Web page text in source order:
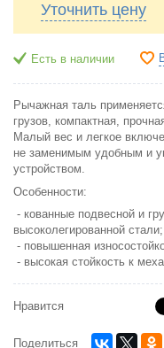
Уточнить цену
Есть в наличии
Рычажная таль
грузов, компактная,
Малый вес и легкое
не заменимым удобным и
устройством.
Особенности:
- кованные подвесной и
высоколегированной стали;
- повышенная
- высокая стойкость к
Нравится
Поделиться